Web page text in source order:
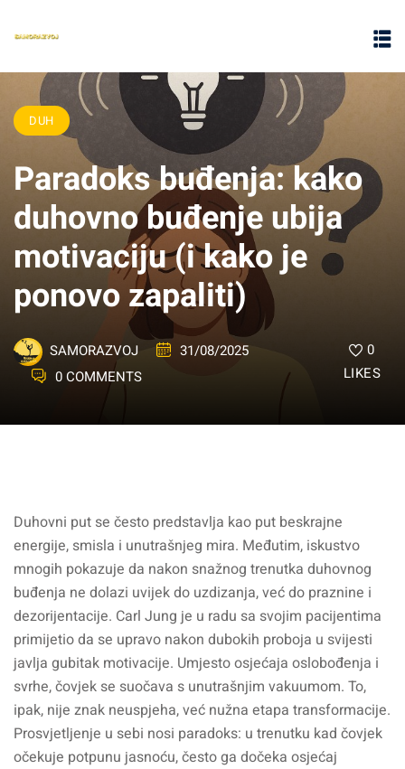
DUH
Paradoks buđenja: kako
duhovno buđenje ubija
motivaciju (i kako je
ponovo zapaliti)
SAMORAZVOJ
31/08/2025
0 COMMENTS
0
LIKES
Duhovni put se često predstavlja kao put beskrajne
energije, smisla i unutrašnjeg mira. Međutim, iskustvo
mnogih pokazuje da nakon snažnog trenutka duhovnog
buđenja ne dolazi uvijek do uzdizanja, već do praznine i
dezorijentacije. Carl Jung je u radu sa svojim pacijentima
primijetio da se upravo nakon dubokih proboja u svijesti
javlja gubitak motivacije. Umjesto osjećaja oslobođenja i
svrhe, čovjek se suočava s unutrašnjim vakuumom. To,
ipak, nije znak neuspjeha, već nužna etapa transformacije.
Prosvjetljenje u sebi nosi paradoks: u trenutku kad čovjek
očekuje potpunu jasnoću, često ga dočeka osjećaj